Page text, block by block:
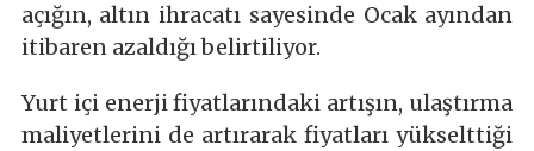
açığın, altın ihracatı sayesinde Ocak ayından
itibaren azaldığı belirtiliyor.
Yurt içi enerji fiyatlarındaki artışın, ulaştırma
maliyetlerini de artırarak fiyatları yükselttiği